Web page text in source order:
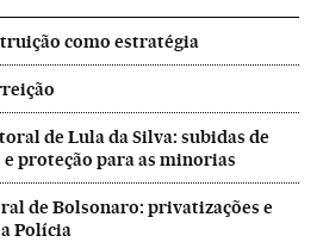
como estratégia
de Lula da Silva: subidas de
proteção para as minorias
de Bolsonaro: privatizações e
Polícia